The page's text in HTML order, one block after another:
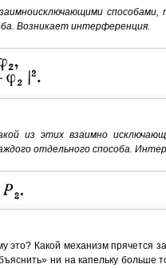
Возникает интерференция.
из этих взаимно
отдельного способа.
Какой механизм прячется
ни на капельку больше